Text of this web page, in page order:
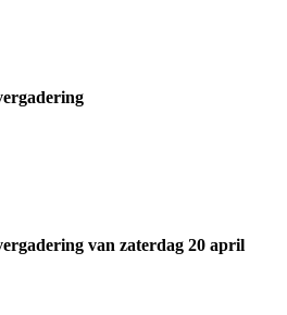
van zaterdag 20 april